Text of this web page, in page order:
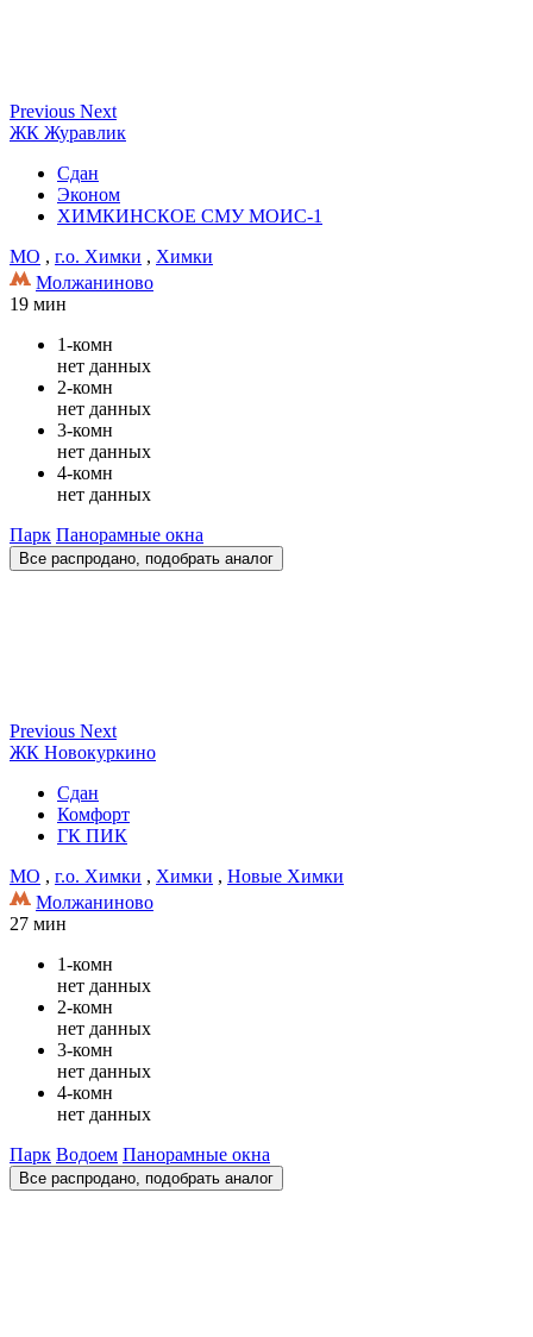
Previous Next
ЖК Журавлик
Сдан
Эконом
ХИМКИНСКОЕ СМУ МОИС-1
МО , г.о. Химки , Химки
Молжаниново
19 мин
1-комн
нет данных
2-комн
нет данных
3-комн
нет данных
4-комн
нет данных
Парк Панорамные окна
Все распродано, подобрать аналог
Previous Next
ЖК Новокуркино
Сдан
Комфорт
ГК ПИК
МО , г.о. Химки , Химки , Новые Химки
Молжаниново
27 мин
1-комн
нет данных
2-комн
нет данных
3-комн
нет данных
4-комн
нет данных
Парк Водоем Панорамные окна
Все распродано, подобрать аналог